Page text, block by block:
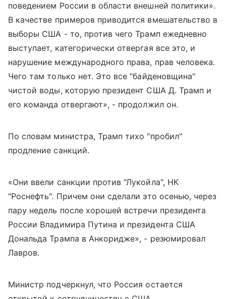
поведением России в области внешней политики».
В качестве примеров приводится вмешательство в
выборы США - то, против чего Трамп ежедневно
выступает, категорически отвергая все это, и
нарушение международного права, прав человека.
Чего там только нет. Это все "байденовщина"
чистой воды, которую президент США Д. Трамп и
его команда отвергают», - продолжил он.
По словам министра, Трамп тихо "пробил"
продление санкций.
«Они ввели санкции против "Лукойла", НК
"Роснефть". Причем они сделали это осенью, через
пару недель после хорошей встречи президента
России Владимира Путина и президента США
Дональда Трампа в Анкоридже», - резюмировал
Лавров.
Министр подчеркнул, что Россия остается